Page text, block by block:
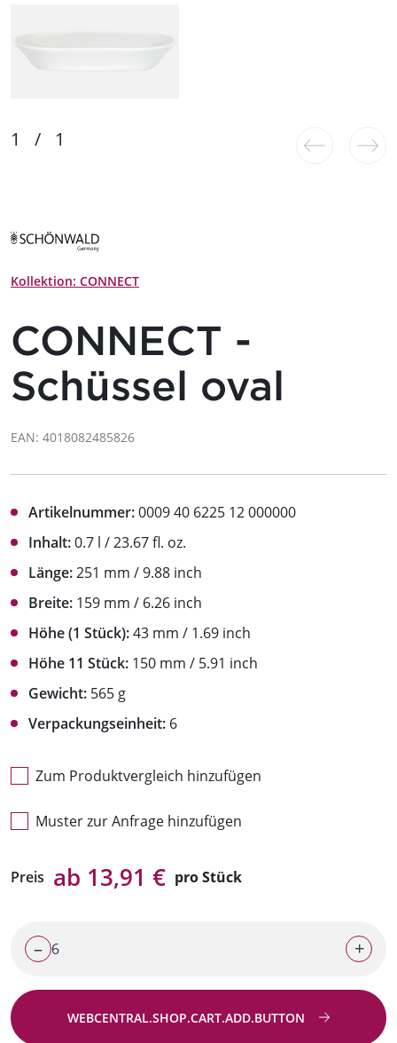
Kollektion: CONNECT
CONNECT -
Schüssel oval
EAN: 4018082485826
Artikelnummer:0009 40 6225 12 000000
Inhalt:0.7 l / 23.67 fl. oz.
Länge:251 mm / 9.88 inch
Breite: 159 mm / 6.26 inch
Höhe (1 Stück):43 mm / 1.69 inch
Höhe 11 Stück: 150 mm / 5.91 inch
Gewicht: 565 g
Verpackungseinheit: 6
Zum Produktvergleich hinzufügen
Muster zur Anfrage hinzufügen
Preis ab 13,91 € pro Stück
– +
WEBCENTRAL.SHOP.CART.ADD.BUTTON